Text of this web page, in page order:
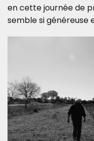
en cette journée de
semble si généreuse